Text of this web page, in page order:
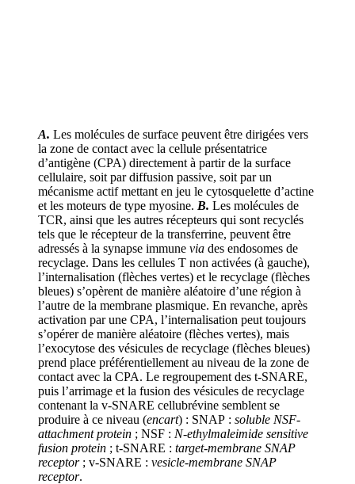
A. Les molécules de surface peuvent être dirigées vers
la zone de contact avec la cellule présentatrice
d’antigène (CPA) directement à partir de la surface
cellulaire, soit par diffusion passive, soit par un
mécanisme actif mettant en jeu le cytosquelette d’actine
et les moteurs de type myosine. B. Les molécules de
TCR, ainsi que les autres récepteurs qui sont recyclés
tels que le récepteur de la transferrine, peuvent être
adressés à la synapse immune via des endosomes de
recyclage. Dans les cellules T non activées (à gauche),
l’internalisation (flèches vertes) et le recyclage (flèches
bleues) s’opèrent de manière aléatoire d’une région à
l’autre de la membrane plasmique. En revanche, après
activation par une CPA, l’internalisation peut toujours
s’opérer de manière aléatoire (flèches vertes), mais
l’exocytose des vésicules de recyclage (flèches bleues)
prend place préférentiellement au niveau de la zone de
contact avec la CPA. Le regroupement des t-SNARE,
puis l’arrimage et la fusion des vésicules de recyclage
contenant la v-SNARE cellubrévine semblent se
produire à ce niveau (encart) : SNAP : soluble NSF-
attachment protein ; NSF : N-ethylmaleimide sensitive
fusion protein ; t-SNARE : target-membrane SNAP
receptor; v-SNARE : vesicle-membrane SNAP
receptor.